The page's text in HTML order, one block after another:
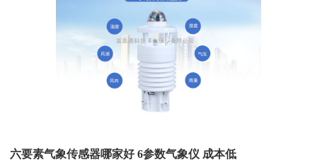
六要素气象传感器哪家好 6参数气象仪 成本低